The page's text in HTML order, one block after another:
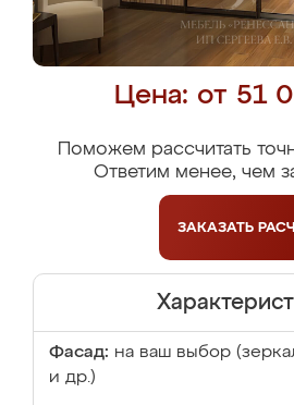
Цена: от 51
Поможем рассчитать
Ответим менее, чем
ЗАКАЗАТЬ
Фасад: на ваш выбор
и др.)